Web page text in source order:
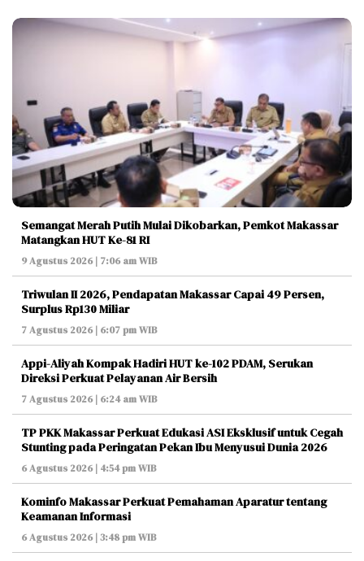
Semangat Merah Putih Mulai Dikobarkan, Pemkot Makassar
Matangkan HUT Ke-81 RI
9 Agustus 2026 | 7:06 am WIB
Triwulan II 2026, Pendapatan Makassar Capai 49 Persen,
Surplus Rp130 Miliar
7 Agustus 2026 | 6:07 pm WIB
Appi-Aliyah Kompak Hadiri HUT ke-102 PDAM, Serukan
Direksi Perkuat Pelayanan Air Bersih
7 Agustus 2026 | 6:24 am WIB
TP PKK Makassar Perkuat Edukasi ASI Eksklusif untuk Cegah
Stunting pada Peringatan Pekan Ibu Menyusui Dunia 2026
6 Agustus 2026 | 4:54 pm WIB
Kominfo Makassar Perkuat Pemahaman Aparatur tentang
Keamanan Informasi
6 Agustus 2026 | 3:48 pm WIB